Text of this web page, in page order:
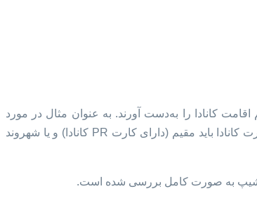
را اسپانسر نمایید و آنها هم اقامت کانادا را به‌دست آورند. به عنوان مثال در مورد
مهاجرت به کانادا از طریق ازدواج شما به عنوان اسپانسر کننده و همسرتان به عنوان اسپانسر شونده می‌بایست در هنگام ارسال مدارک به اداره مهاجرت کانادا باید مقیم (دارای کارت PR کانادا) و یا شهروند
به صورت کامل بررسی شده است.